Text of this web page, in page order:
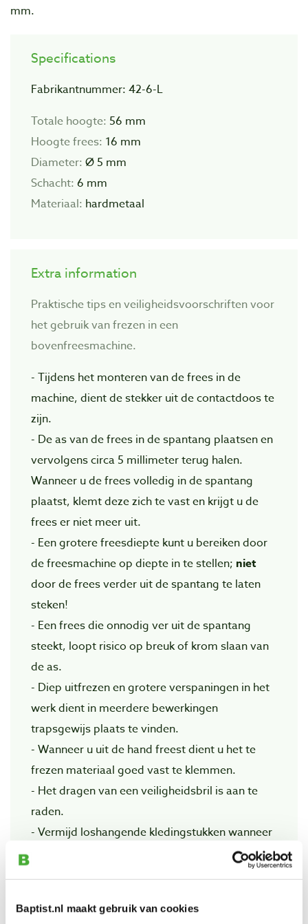
Baptist.nl maakt gebruik van cookies
mm.
Specifications
Fabrikantnummer: 42-6-L
Totale hoogte: 56 mm
Hoogte frees: 16 mm
Diameter: Ø 5 mm
Schacht: 6 mm
Materiaal: hardmetaal
Extra information
Praktische tips en veiligheidsvoorschriften voor
het gebruik van frezen in een
bovenfreesmachine.
- Tijdens het monteren van de frees in de
machine, dient de stekker uit de contactdoos te
zijn.
- De as van de frees in de spantang plaatsen en
vervolgens circa 5 millimeter terug halen.
Wanneer u de frees volledig in de spantang
plaatst, klemt deze zich te vast en krijgt u de
frees er niet meer uit.
- Een grotere freesdiepte kunt u bereiken door
de freesmachine op diepte in te stellen; niet
door de frees verder uit de spantang te laten
steken!
- Een frees die onnodig ver uit de spantang
steekt, loopt risico op breuk of krom slaan van
de as.
- Diep uitfrezen en grotere verspaningen in het
werk dient in meerdere bewerkingen
trapsgewijs plaats te vinden.
- Wanneer u uit de hand freest dient u het te
frezen materiaal goed vast te klemmen.
- Het dragen van een veiligheidsbril is aan te
raden.
- Vermijd loshangende kledingstukken wanneer
- Houdt rekening met het maximale toerental
frees, des te lager het toerental dient te zien, en